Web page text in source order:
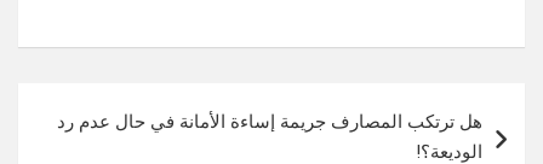
المقالات
هل ترتكب المصارف جريمة إساءة الأمانة في حال عدم رد
الوديعة؟!